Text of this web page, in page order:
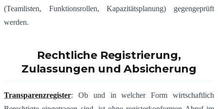
(Teamlisten, Funktionsrollen, Kapazitätsplanung) gegengeprüft
werden.
Rechtliche Registrierung,
Zulassungen und Absicherung
Transparenzregister: Ob und in welcher Form wirtschaftlich